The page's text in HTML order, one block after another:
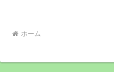
ホーム